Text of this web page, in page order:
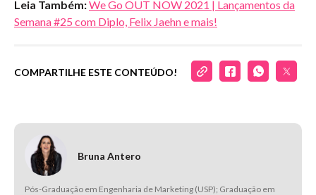
Leia Também:We Go OUT NOW 2021 | Lançamentos da
Semana #25 com Diplo, Felix Jaehn e mais!
COMPARTILHE ESTE CONTEÚDO!
Bruna Antero
Pós-Graduação em Engenharia de Marketing (USP); Graduação em